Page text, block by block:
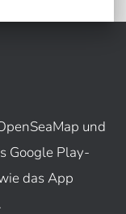
und
Google Play-
das App